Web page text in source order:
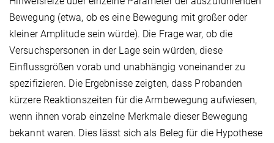
Bewegung (etwa, ob es eine Bewegung mit großer oder
kleiner Amplitude sein würde). Die Frage war, ob die
Versuchspersonen in der Lage sein würden, diese
Einflussgrößen vorab und unabhängig voneinander zu
spezifizieren. Die Ergebnisse zeigten, dass Probanden
kürzere Reaktionszeiten für die Armbewegung aufwiesen,
wenn ihnen vorab einzelne Merkmale dieser Bewegung
bekannt waren. Dies lässt sich als Beleg für die Hypothese